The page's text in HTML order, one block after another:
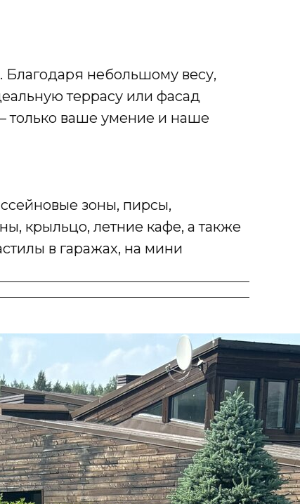
небольшому весу,
террасу или фасад
только ваше умение и наше
зоны, пирсы,
крыльцо, летние кафе, а также
в гаражах, на мини